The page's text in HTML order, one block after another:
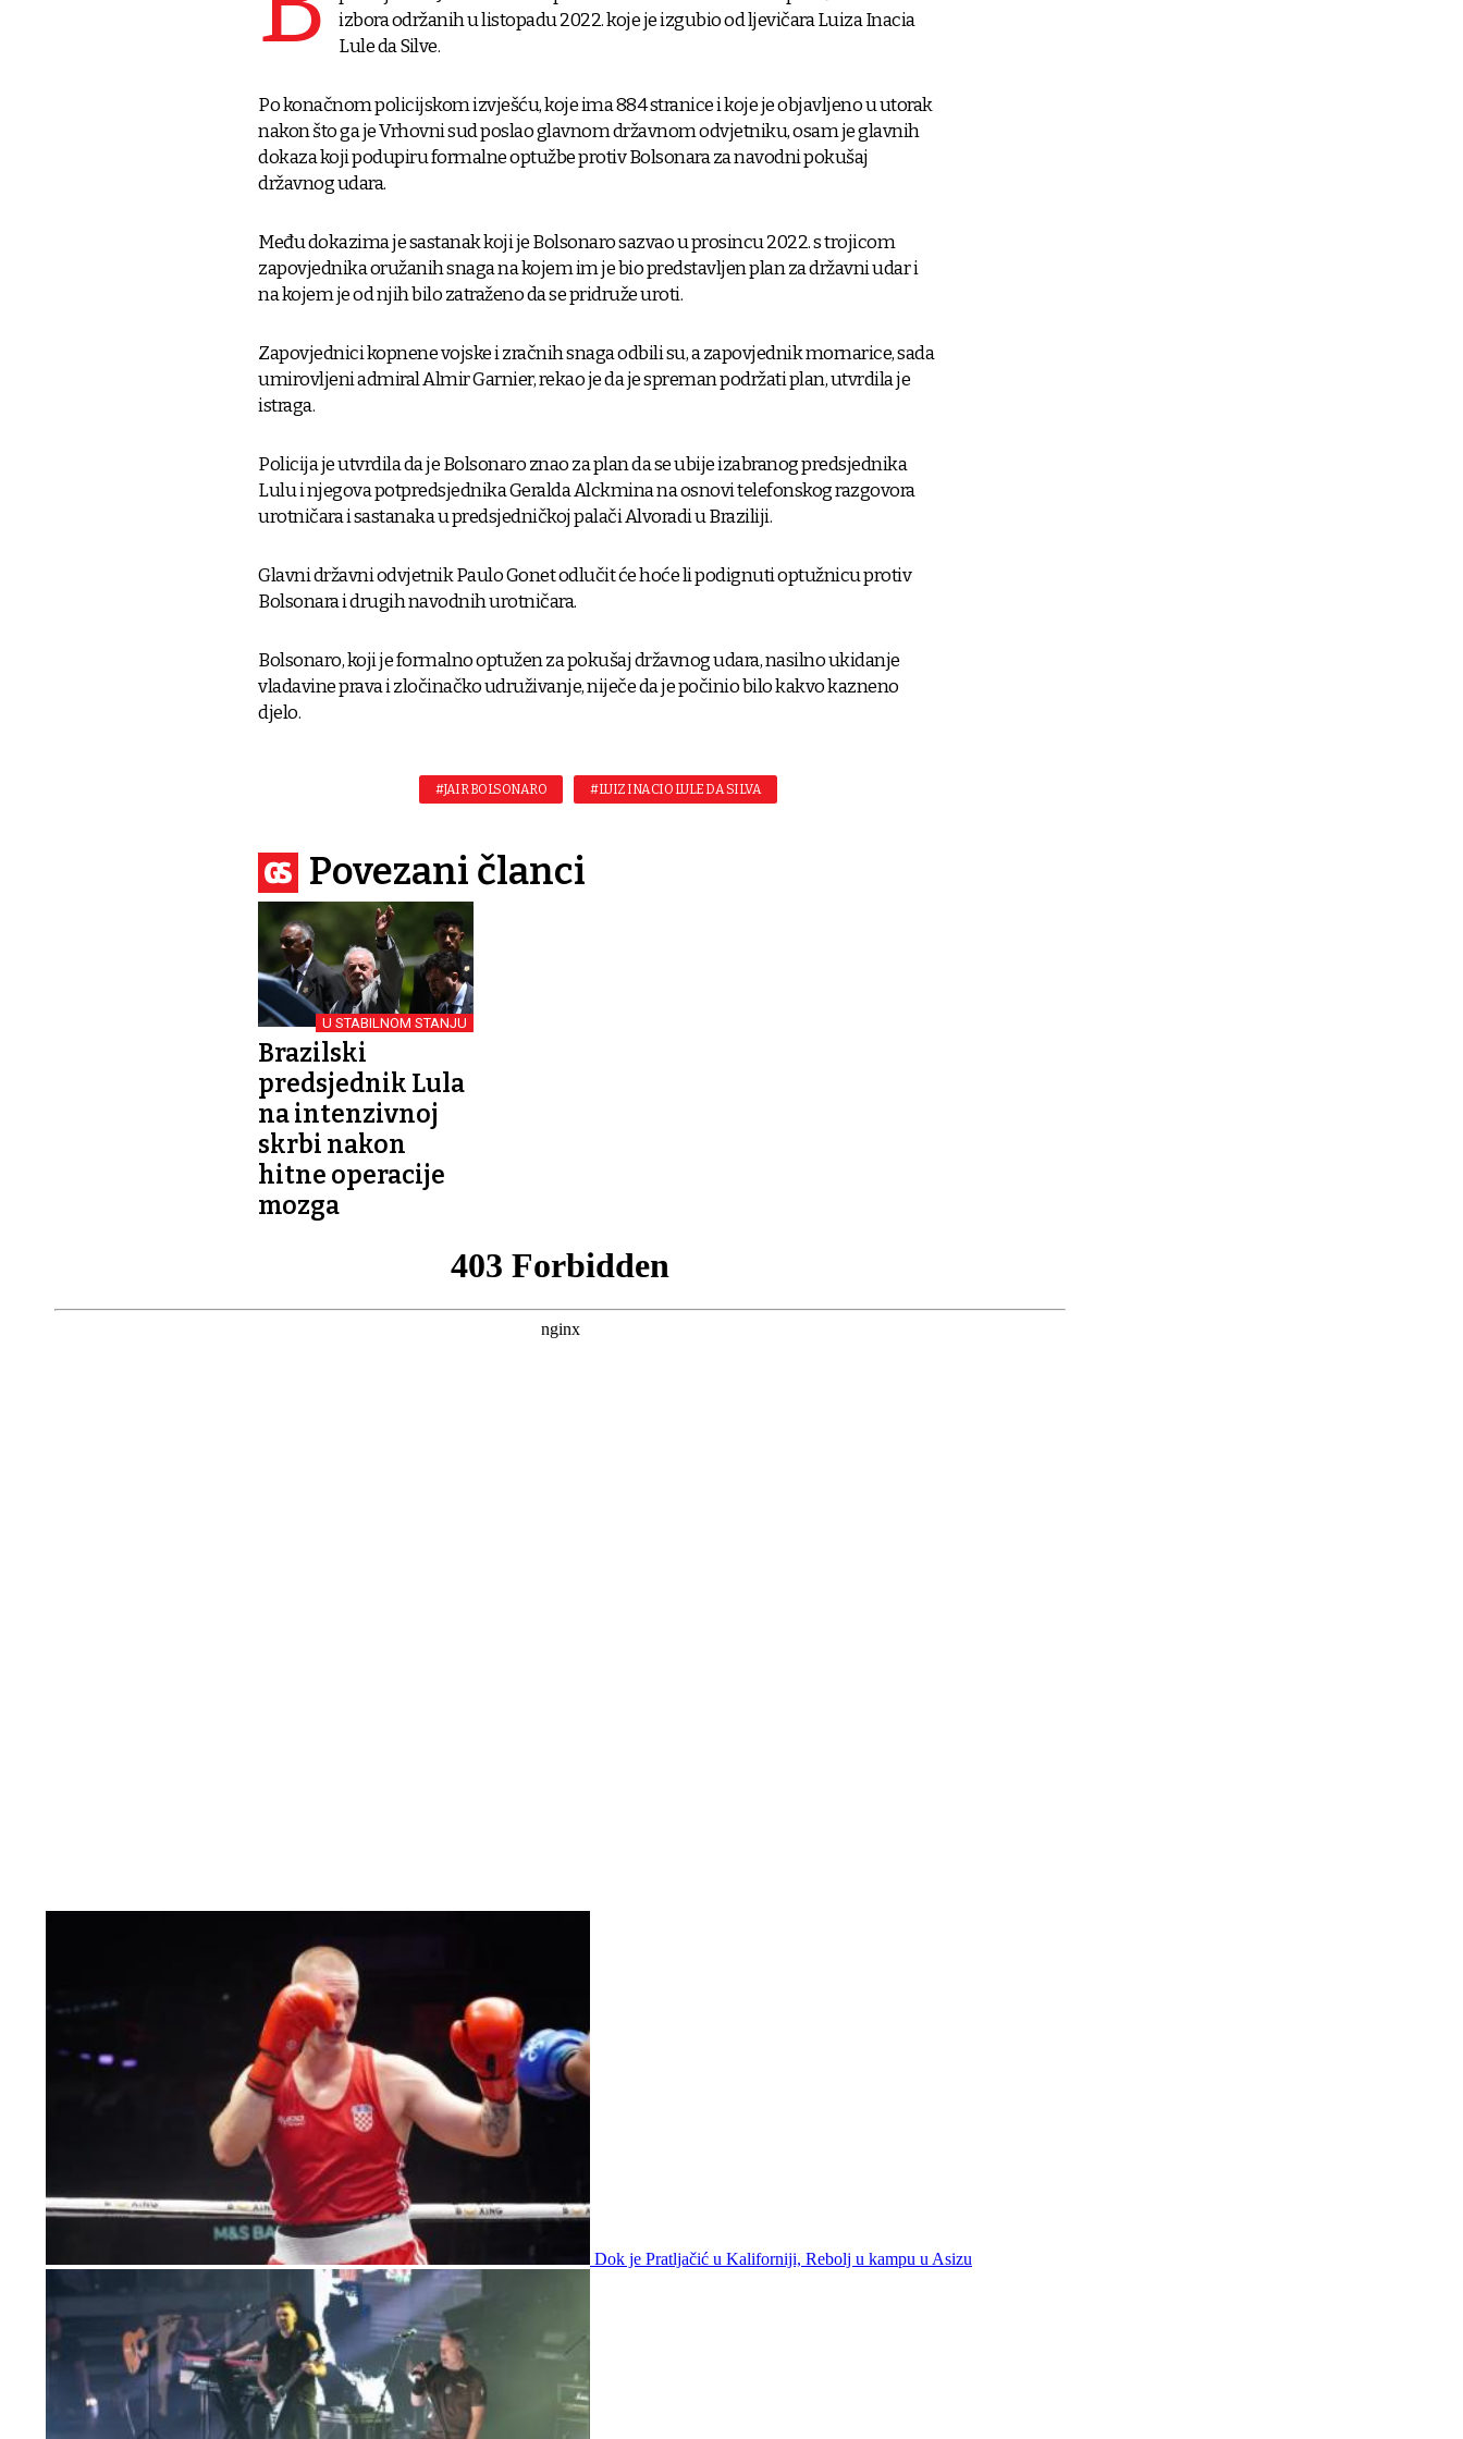
izbora održanih u listopadu 2022. koje je izgubio od ljevičara Luiza Inacia
Lule da Silve.
Po konačnom policijskom izvješću, koje ima 884 stranice i koje je objavljeno u utorak
nakon što ga je Vrhovni sud poslao glavnom državnom odvjetniku, osam je glavnih
dokaza koji podupiru formalne optužbe protiv Bolsonara za navodni pokušaj
državnog udara.
Među dokazima je sastanak koji je Bolsonaro sazvao u prosincu 2022. s trojicom
zapovjednika oružanih snaga na kojem im je bio predstavljen plan za državni udar i
na kojem je od njih bilo zatraženo da se pridruže uroti.
Zapovjednici kopnene vojske i zračnih snaga odbili su, a zapovjednik mornarice, sada
umirovljeni admiral Almir Garnier, rekao je da je spreman podržati plan, utvrdila je
istraga.
Policija je utvrdila da je Bolsonaro znao za plan da se ubije izabranog predsjednika
Lulu i njegova potpredsjednika Geralda Alckmina na osnovi telefonskog razgovora
urotničara i sastanaka u predsjedničkoj palači Alvoradi u Braziliji.
Glavni državni odvjetnik Paulo Gonet odlučit će hoće li podignuti optužnicu protiv
Bolsonara i drugih navodnih urotničara.
Bolsonaro, koji je formalno optužen za pokušaj državnog udara, nasilno ukidanje
vladavine prava i zločinačko udruživanje, niječe da je počinio bilo kakvo kazneno
djelo.
#JAIR BOLSONARO #LUIZ INACIO LULE DA SILVA
Povezani članci
U STABILNOM STANJU
Brazilski
predsjednik Lula
na intenzivnoj
skrbi nakon
hitne operacije
mozga
Dok je Pratljačić u Kaliforniji, Rebolj u kampu u Asizu